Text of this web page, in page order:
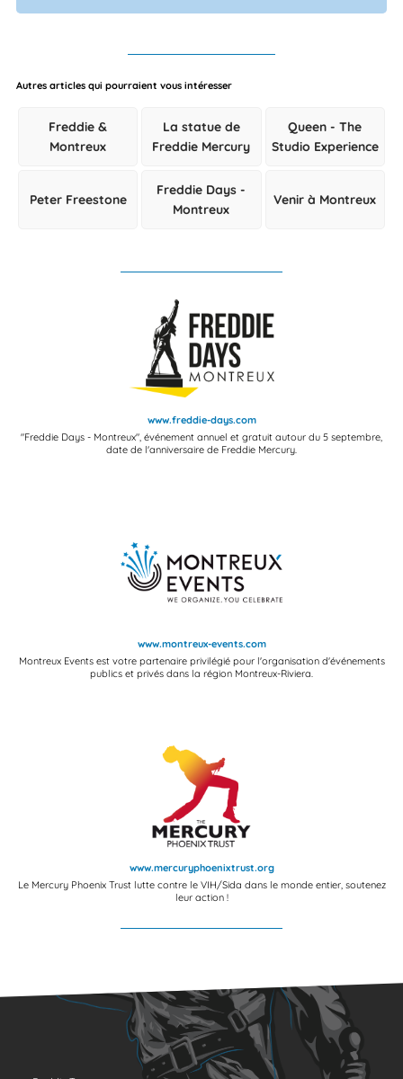
Autres articles qui pourraient vous intéresser
Freddie &
Montreux
La statue de
Freddie Mercury
Queen - The
Studio Experience
Peter Freestone
Freddie Days -
Montreux
Venir à Montreux
www.freddie-days.com
"Freddie Days - Montreux", événement annuel et gratuit autour du 5 septembre,
date de l'anniversaire de Freddie Mercury.
www.montreux-events.com
Montreux Events est votre partenaire privilégié pour l'organisation d'événements
publics et privés dans la région Montreux-Riviera.
www.mercuryphoenixtrust.org
Le Mercury Phoenix Trust lutte contre le VIH/Sida dans le monde entier, soutenez
leur action !